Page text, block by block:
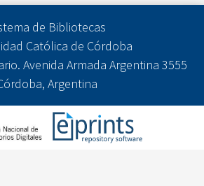
de Bibliotecas
Católica de Córdoba
Avenida Armada Argentina 3555
Argentina